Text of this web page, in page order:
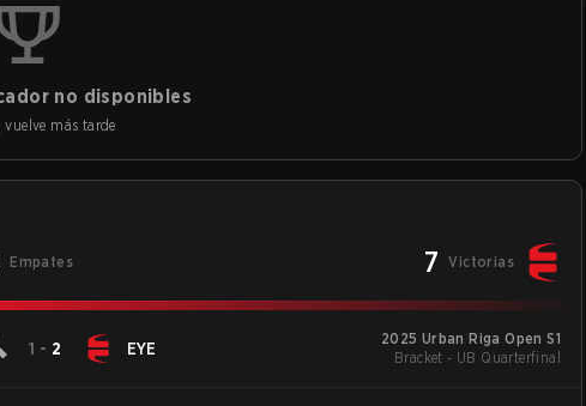
no disponibles
vuelve más tarde
Empates 7 Victorias
1 - 2 EYE
2025 Urban Riga Open S1
Bracket - UB Quarterfinal